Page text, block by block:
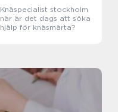
Knäspecialist stockholm
när är det dags att söka
hjälp för knäsmärta?